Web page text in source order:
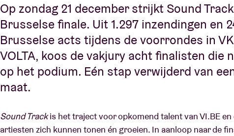
Op zondag 21 december strijkt Sound
Brusselse finale. Uit 1.297 inzendingen en
Brusselse acts tijdens de voorrondes in
VOLTA, koos de vakjury acht finalisten die
op het podium. Eén stap verwijderd van
maat.
Sound Trackis het traject voor opkomend talent van VI.BE
artiesten zich kunnen tonen én groeien. In aanloop naar de